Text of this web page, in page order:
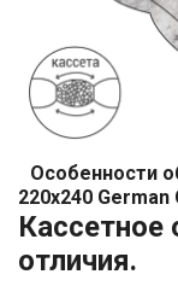
Особенности
220x240
Кассетное
отличия.